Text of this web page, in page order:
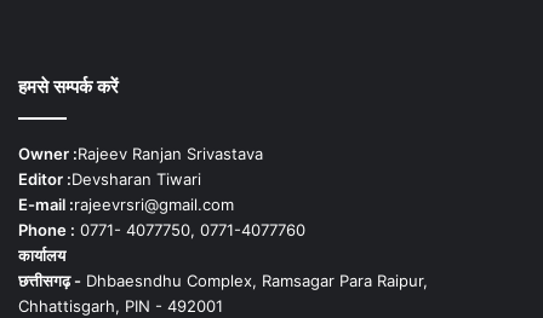
हमसे सम्पर्क करें
Owner :Rajeev Ranjan Srivastava
Editor :Devsharan Tiwari
E-mail :rajeevrsri@gmail.com
Phone : 0771- 4077750, 0771-4077760
कार्यालय
छत्तीसगढ़ - Dhbaesndhu Complex, Ramsagar Para Raipur,
Chhattisgarh, PIN - 492001